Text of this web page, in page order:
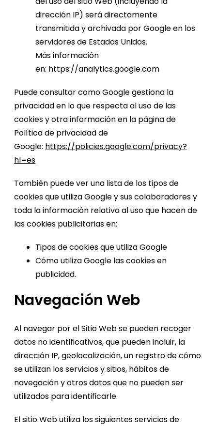
dirección IP) será directamente
transmitida y archivada por Google en los
servidores de Estados Unidos.
Más información
en: https://analytics.google.com
Puede consultar como Google gestiona la
privacidad en lo que respecta al uso de las
cookies y otra información en la página de
Política de privacidad de
Google: https://policies.google.com/privacy?
hl=es
También puede ver una lista de los tipos de
cookies que utiliza Google y sus colaboradores y
toda la información relativa al uso que hacen de
las cookies publicitarias en:
Tipos de cookies que utiliza Google
Cómo utiliza Google las cookies en
publicidad.
Navegación Web
Al navegar por el Sitio Web se pueden recoger
datos no identificativos, que pueden incluir, la
dirección IP, geolocalización, un registro de cómo
se utilizan los servicios y sitios, hábitos de
navegación y otros datos que no pueden ser
utilizados para identificarle.
El sitio Web utiliza los siguientes servicios de